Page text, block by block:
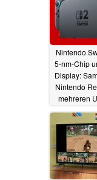
Nintendo
5-nm-Chip
Display:
Nintendo
mehreren